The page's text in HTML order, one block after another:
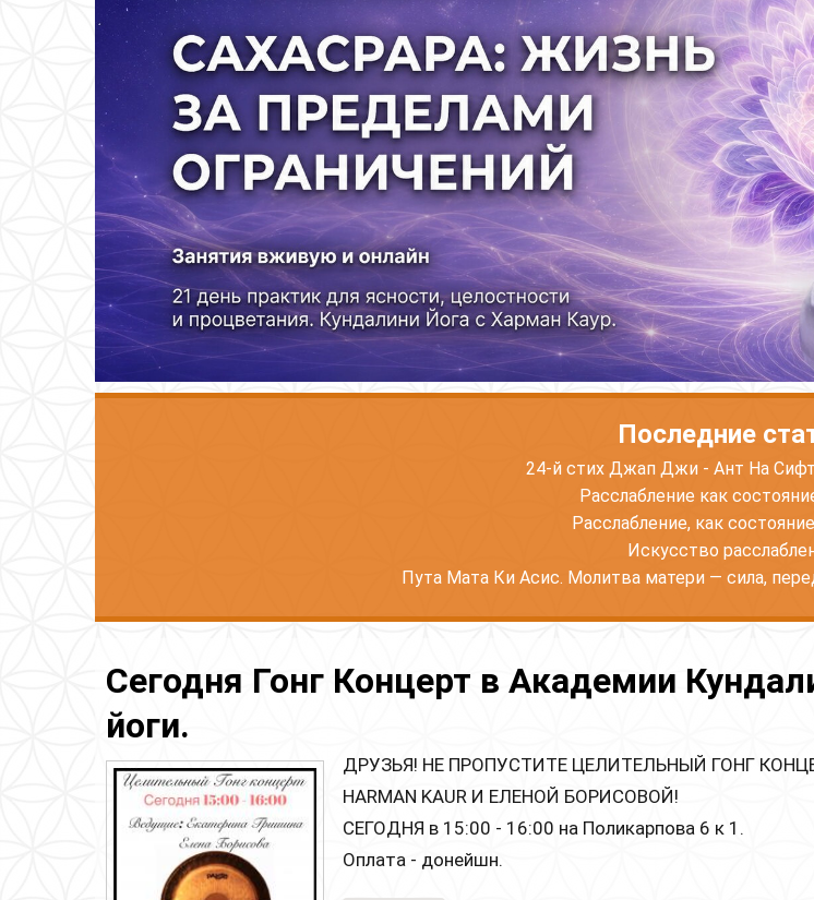
Последние
24-й стих Джап Джи - Ант На
Расслабление как
Расслабление, как
Искусство
Пута Мата Ки Асис. Молитва матери — сила,
Сегодня Гонг Концерт в Академии
йоги.
ДРУЗЬЯ! НЕ ПРОПУСТИТЕ ЦЕЛИТЕЛЬНЫЙ ГОНГ
HARMAN KAUR И ЕЛЕНОЙ БОРИСОВОЙ!
СЕГОДНЯ в 15:00 - 16:00 на Поликарпова 6 к 1.
Оплата - донейшн.